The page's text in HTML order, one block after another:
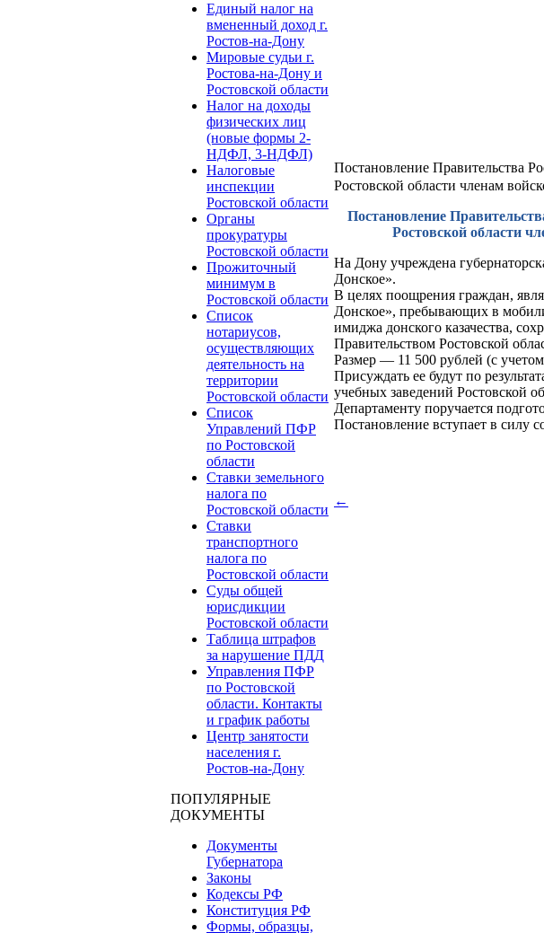
Единый налог на
вмененный доход г.
Ростов-на-Дону
Мировые судьи г.
Ростова-на-Дону и
Ростовской области
Налог на доходы
физических лиц
(новые формы 2-
НДФЛ, 3-НДФЛ)
Налоговые
инспекции
Ростовской области
Органы
прокуратуры
Ростовской области
Прожиточный
минимум в
Ростовской области
Список
нотариусов,
осуществляющих
деятельность на
территории
Ростовской области
Список
Управлений ПФР
по Ростовской
области
Ставки земельного
налога по
Ростовской области
Ставки
транспортного
налога по
Ростовской области
Суды общей
юрисдикции
Ростовской области
Таблица штрафов
за нарушение ПДД
Управления ПФР
по Ростовской
области. Контакты
и график работы
Центр занятости
населения г.
Ростов-на-Дону
ПОПУЛЯРНЫЕ
ДОКУМЕНТЫ
Документы
Губернатора
Законы
Кодексы РФ
Конституция РФ
Формы, образцы,
Постановление Правительства
Ростовской области членам
Постановление
Ростовской области
На Дону учреждена
Донское».
В целях поощрения граждан,
Донское», пребывающих в
имиджа донского казачества,
Правительством Ростовской
Размер — 11 500 рублей (с
Присуждать ее будут по
учебных заведений Ростовской
Департаменту поручается
Постановление вступает в силу
←